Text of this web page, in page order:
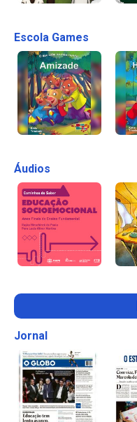
Escola Games
Áudios
Jornal